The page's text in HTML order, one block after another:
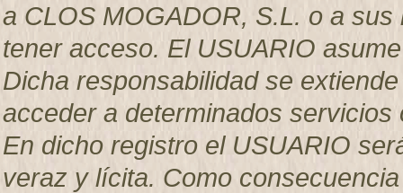
a CLOS MOGADOR, S.L. o a
tener acceso. El USUARIO
Dicha responsabilidad se
acceder a determinados servicios
En dicho registro el USUARIO
veraz y lícita. Como